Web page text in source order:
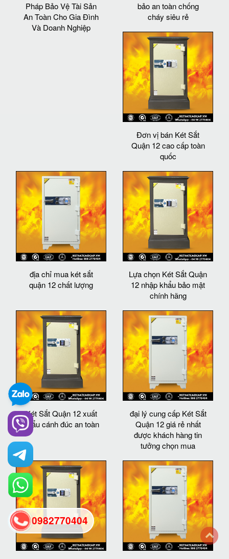
Pháp Bảo Vệ Tài Sản
An Toàn Cho Gia Đình
Và Doanh Nghiệp
bảo an toàn chống
cháy siêu rẻ
Đơn vị bán Két Sắt
Quận 12 cao cấp toàn
quốc
địa chỉ mua két sắt
quận 12 chất lượng
Lựa chọn Két Sắt Quận
12 nhập khẩu bảo mật
chính hãng
Két Sắt Quận 12 xuất
khẩu cánh đúc an toàn
đại lý cung cấp Két Sắt
Quận 12 giá rẻ nhất
được khách hàng tin
tưởng chọn mua
0982770404
back